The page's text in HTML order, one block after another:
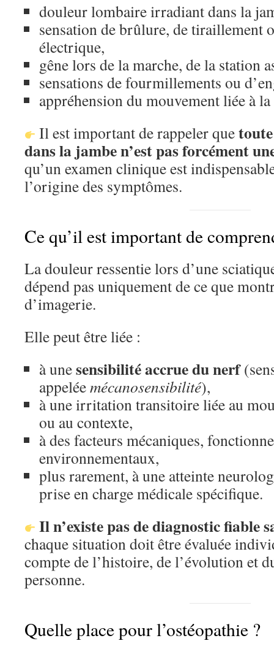
douleur lombaire irradiant dans la
sensation de brûlure, de tiraillement
électrique,
gêne lors de la marche, de la station
sensations de fourmillements ou
appréhension du mouvement liée à
Il est important de rappeler que
dans la jambe n’est pas forcément
qu’un examen clinique est
l’origine des symptômes.
Ce qu’il est important de
La douleur ressentie lors d’une
dépend pas uniquement de ce que
d’imagerie.
Elle peut être liée :
à unesensibilité accrue du nerf
appeléemécanosensibilité),
à une irritation transitoire liée au
ou au contexte,
à des facteurs mécaniques,
environnementaux,
plus rarement, à une atteinte
prise en charge médicale spécifique.
Il n’existe pas de diagnostic fiable
chaque situation doit être évaluée
compte de l’histoire, de l’évolution et
personne.
Quelle place pour l’ostéopathie ?